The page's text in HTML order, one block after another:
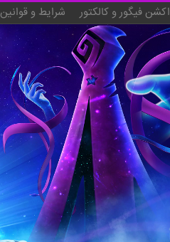
اکشن فیگور و کالکتور شرایط و قوانین